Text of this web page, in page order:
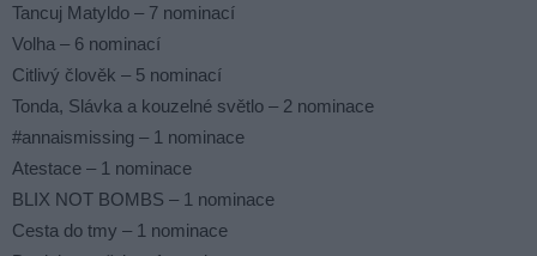
Tancuj Matyldo – 7 nominací
Volha – 6 nominací
Citlivý člověk – 5 nominací
Tonda, Slávka a kouzelné světlo – 2 nominace
#annaismissing – 1 nominace
Atestace – 1 nominace
BLIX NOT BOMBS – 1 nominace
Cesta do tmy – 1 nominace